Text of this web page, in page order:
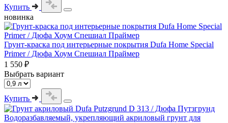
Купить
новинка
Грунт-краска под интерьерные покрытия Dufa Home Special
Primer / Дюфа Хоум Спешиал Праймер
1 550 ₽
Выбрать вариант
Купить
Водоразбавляемый, укрепляющий акриловый грунт для